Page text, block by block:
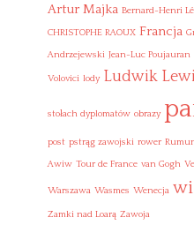
m
o
Artur Majka Bernard-Henri
CHRISTOPHE RAOUX Francja
Andrzejewski Jean-Luc Poujauran
Volovici lody Ludwik
stołach dyplomatów obrazy
post pstrąg zawojski rower
Awiw Tour de France van Gogh
Warszawa Wasmes Wenecja
Zamki nad Loarą Zawoja